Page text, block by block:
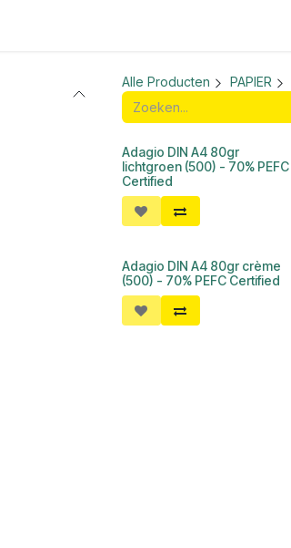
Alle Producten PAPIER
Adagio DIN A4 80gr
lichtgroen (500) - 70% PEFC
Certified
Adagio DIN A4 80gr crème
(500) - 70% PEFC Certified